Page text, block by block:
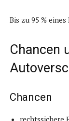
Bis zu 95 %
Chancen
Chancen